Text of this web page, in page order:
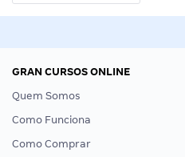
GRAN CURSOS ONLINE
Quem Somos
Como Funciona
Como Comprar